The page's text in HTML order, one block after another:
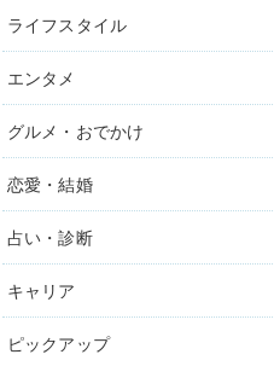
ライフスタイル
エンタメ
グルメ・おでかけ
恋愛・結婚
占い・診断
キャリア
ピックアップ